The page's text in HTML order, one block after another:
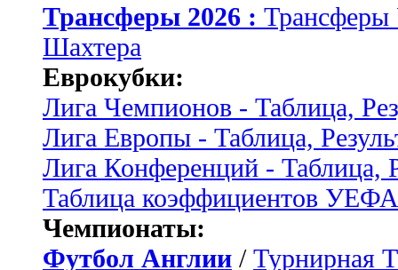
Трансферы 2026 :
Шахтера
Еврокубки:
Лига Чемпионов - Таблица,
Лига Европы - Таблица,
Лига Конференций - Таблица,
Таблица коэффициентов УЕФА
Чемпионаты:
Футбол Англии / Турнирная